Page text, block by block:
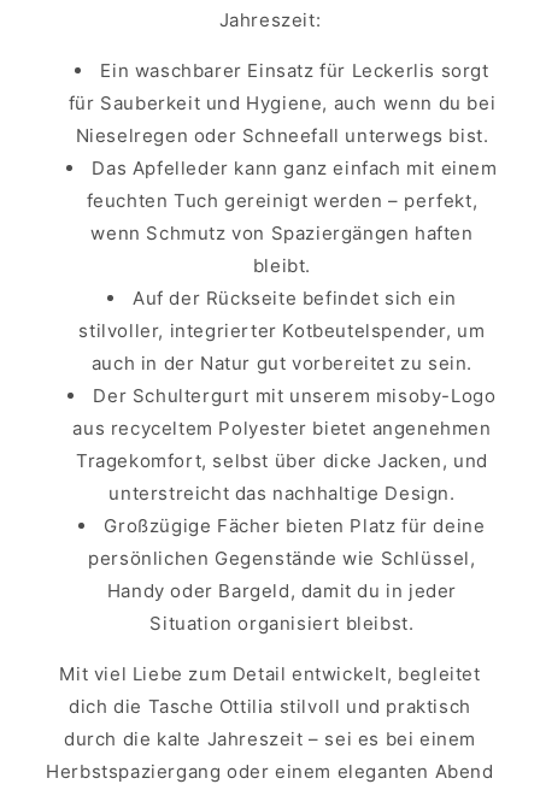
Jahreszeit:
Ein waschbarer Einsatz für Leckerlis sorgt
für Sauberkeit und Hygiene, auch wenn du bei
Nieselregen oder Schneefall unterwegs bist.
Das Apfelleder kann ganz einfach mit einem
feuchten Tuch gereinigt werden – perfekt,
wenn Schmutz von Spaziergängen haften
bleibt.
Auf der Rückseite befindet sich ein
stilvoller, integrierter Kotbeutelspender, um
auch in der Natur gut vorbereitet zu sein.
Der Schultergurt mit unserem misoby-Logo
aus recyceltem Polyester bietet angenehmen
Tragekomfort, selbst über dicke Jacken, und
unterstreicht das nachhaltige Design.
Großzügige Fächer bieten Platz für deine
persönlichen Gegenstände wie Schlüssel,
Handy oder Bargeld, damit du in jeder
Situation organisiert bleibst.
Mit viel Liebe zum Detail entwickelt, begleitet
dich die Tasche Ottilia stilvoll und praktisch
durch die kalte Jahreszeit – sei es bei einem
Herbstspaziergang oder einem eleganten Abend